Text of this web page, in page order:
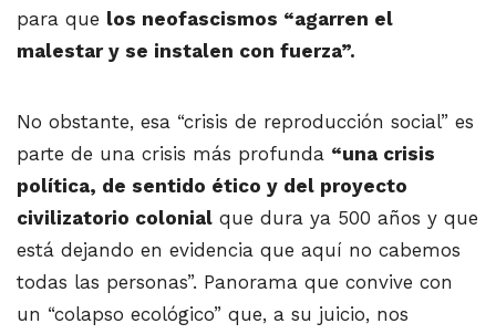
para que los neofascismos “agarren el
malestar y se instalen con fuerza”.
No obstante, esa “crisis de reproducción social” es
parte de una crisis más profunda “una crisis
política, de sentido ético y del proyecto
civilizatorio colonial que dura ya 500 años y que
está dejando en evidencia que aquí no cabemos
todas las personas”. Panorama que convive con
un “colapso ecológico” que, a su juicio, nos